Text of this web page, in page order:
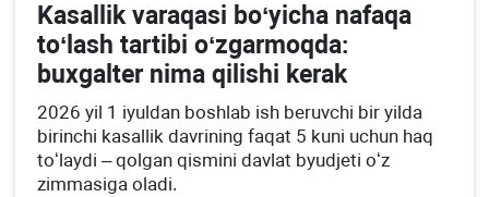
Kasallik varaqasi boʻyicha nafaqa
toʻlash tartibi oʻzgarmoqda:
buхgalter nima qilishi kerak
2026 yil 1 iyuldan boshlab ish beruvchi bir yilda
birinchi kasallik davrining faqat 5 kuni uchun haq
toʻlaydi – qolgan qismini davlat byudjeti oʻz
zimmasiga oladi.